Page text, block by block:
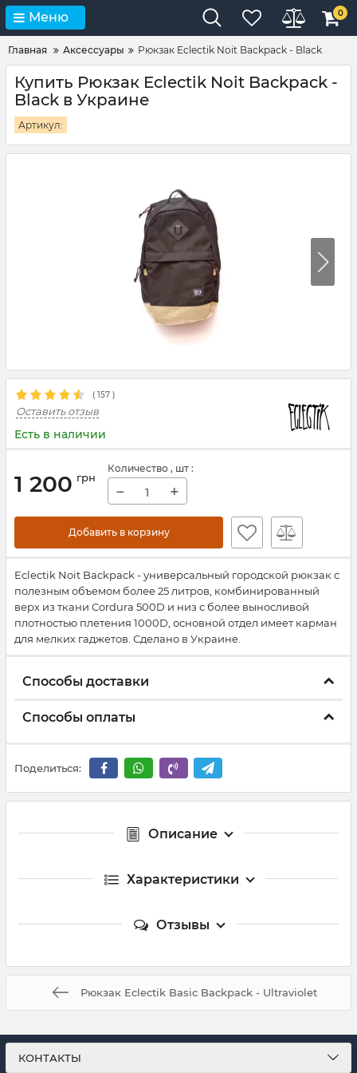
Меню 0
Главная Аксессуары Рюкзак Eclectik Noit Backpack - Black
Купить Рюкзак Eclectik Noit Backpack -
Black в Украине
Артикул:
( 157 )
Оставить отзыв
Есть в наличии
1 200 грн
Количество , шт :
− +
Добавить в корзину
Eclectik Noit Backpack - универсальный городской рюкзак с
полезным объемом более 25 литров, комбинированный
верх из ткани Cordura 500D и низ с более выносливой
плотностью плетения 1000D, основной отдел имеет карман
для мелких гаджетов. Сделано в Украине.
Способы доставки
Способы оплаты
Поделиться:
Описание
Характеристики
Отзывы
Рюкзак Eclectik Basic Backpack - Ultraviolet
КОНТАКТЫ